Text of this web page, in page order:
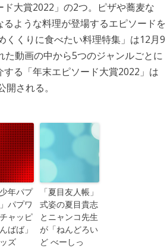
大賞2022」の2つ。ピザや蕎麦な
るような料理が登場するエピソードを
くくりに食べたい料理特集」は12月9
た動画の中から5つのジャンルごとに
する「年末エピソード大賞2022」は
される。
年パプ
パプワ
ャッピ
ばば」
ズ
「夏目友人帳」
式姿の夏目貴志
とニャンコ先生
が「ねんどろい
ど べーしっ